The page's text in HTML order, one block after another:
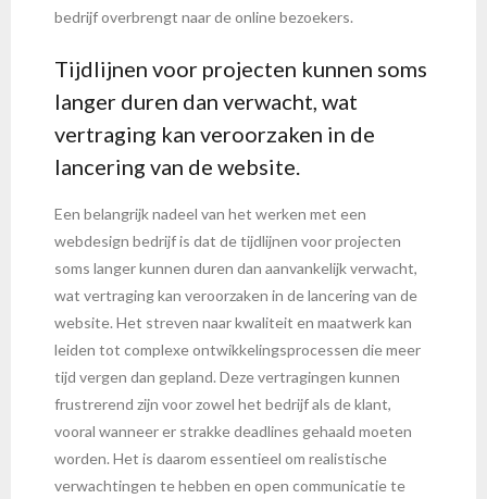
bedrijf overbrengt naar de online bezoekers.
Tijdlijnen voor projecten kunnen soms
langer duren dan verwacht, wat
vertraging kan veroorzaken in de
lancering van de website.
Een belangrijk nadeel van het werken met een
webdesign bedrijf is dat de tijdlijnen voor projecten
soms langer kunnen duren dan aanvankelijk verwacht,
wat vertraging kan veroorzaken in de lancering van de
website. Het streven naar kwaliteit en maatwerk kan
leiden tot complexe ontwikkelingsprocessen die meer
tijd vergen dan gepland. Deze vertragingen kunnen
frustrerend zijn voor zowel het bedrijf als de klant,
vooral wanneer er strakke deadlines gehaald moeten
worden. Het is daarom essentieel om realistische
verwachtingen te hebben en open communicatie te